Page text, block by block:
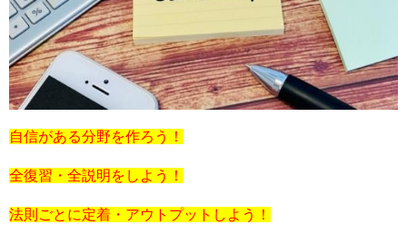
自信がある分野を作ろう！
全復習・全説明をしよう！
法則ごとに定着・アウトプットしよう！